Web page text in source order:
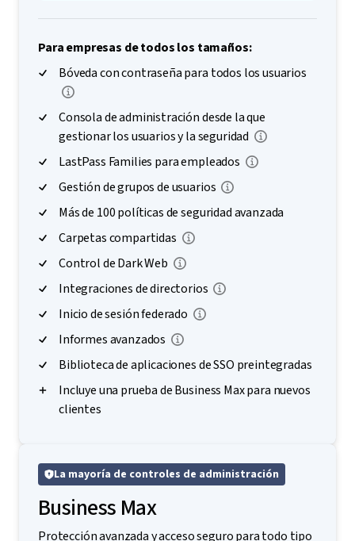
Para empresas de todos los tamaños:
Bóveda con contraseña para todos los usuarios
Consola de administración desde la que
gestionar los usuarios y la seguridad
LastPass Families para empleados
Gestión de grupos de usuarios
Más de 100 políticas de seguridad avanzada
Carpetas compartidas
Control de Dark Web
Integraciones de directorios
Inicio de sesión federado
Informes avanzados
Biblioteca de aplicaciones de SSO preintegradas
Incluye una prueba de Business Max para nuevos
clientes
La mayoría de controles de administración
Business Max
Protección avanzada y acceso seguro para todo tipo